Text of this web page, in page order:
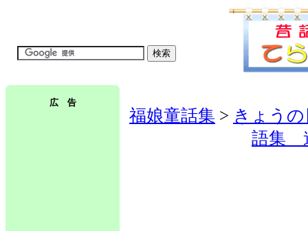
広 告
福娘童話集 > きょう
語集